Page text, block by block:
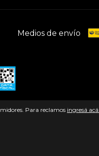
Medios de envío
Para reclamos ingresá acá.